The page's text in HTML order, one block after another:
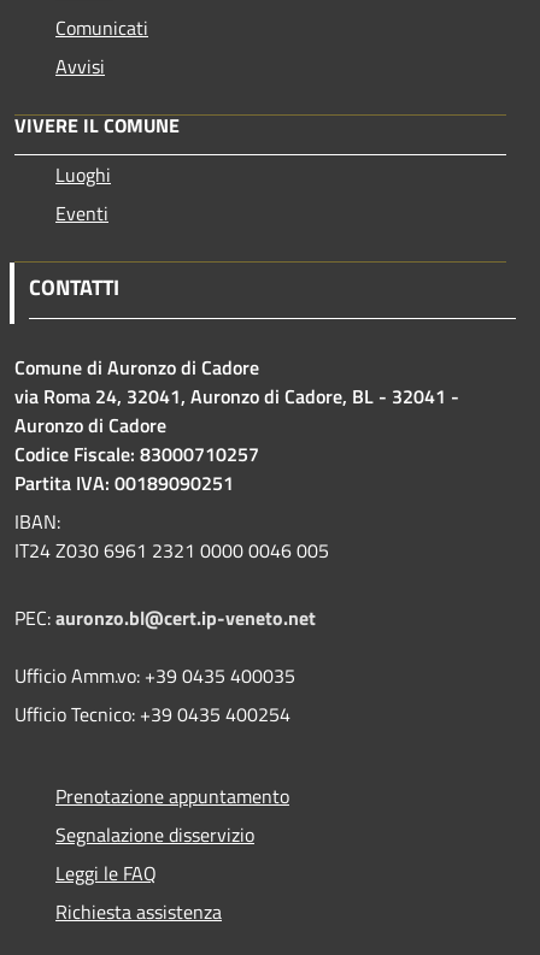
Comunicati
Avvisi
VIVERE IL COMUNE
Luoghi
Eventi
CONTATTI
Comune di Auronzo di Cadore
via Roma 24, 32041, Auronzo di Cadore, BL - 32041 -
Auronzo di Cadore
Codice Fiscale: 83000710257
Partita IVA: 00189090251
IBAN:
IT24 Z030 6961 2321 0000 0046 005
PEC:auronzo.bl@cert.ip-veneto.net
Ufficio Amm.vo: +39 0435 400035
Ufficio Tecnico: +39 0435 400254
Prenotazione appuntamento
Segnalazione disservizio
Leggi le FAQ
Richiesta assistenza